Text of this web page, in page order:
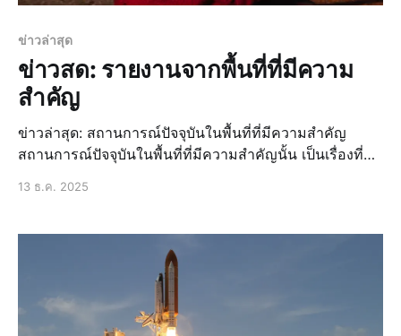
ข่าวล่าสุด
ข่าวสด: รายงานจากพื้นที่ที่มีความ
สำคัญ
ข่าวล่าสุด: สถานการณ์ปัจจุบันในพื้นที่ที่มีความสำคัญ
สถานการณ์ปัจจุบันในพื้นที่ที่มีความสำคัญนั้น เป็นเรื่องที่ทุก
ข่าวสารสามารถเข้าถึงได้อย่างรวดเร็วและง่ายดาย ผ่าน
13 ธ.ค. 2025